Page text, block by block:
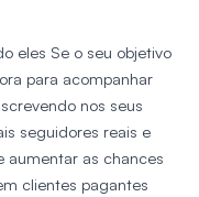
eles Se o seu objetivo
para acompanhar
nos seus
seguidores reais e
aumentar as chances
clientes pagantes